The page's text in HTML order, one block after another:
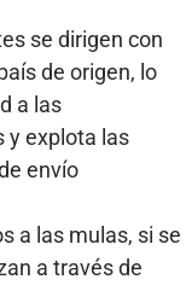
se dirigen con
de origen, lo
a las
y explota las
envío
a las mulas, si se
a través de